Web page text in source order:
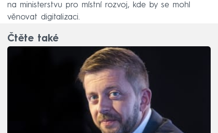
na ministerstvu pro místní rozvoj, kde by se mohl
věnovat digitalizaci.
Čtěte také